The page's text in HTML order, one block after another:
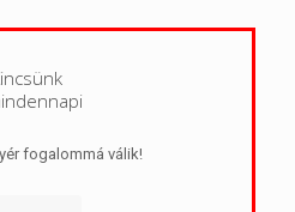
fogalommá válik!